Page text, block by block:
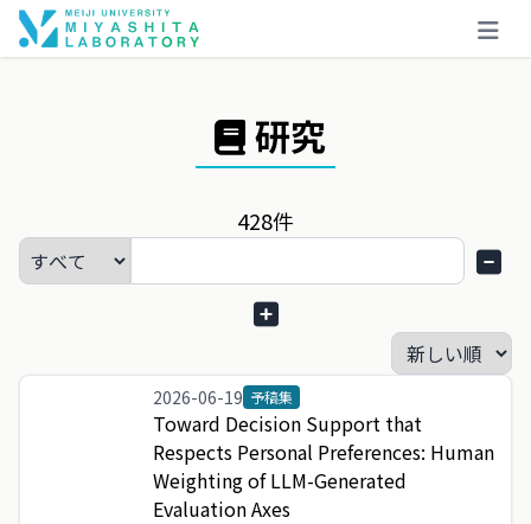
研究
428件
2026-06-19 予稿集
Toward Decision Support that
Respects Personal Preferences: Human
Weightingof LLM-Generated
EvaluationAxes